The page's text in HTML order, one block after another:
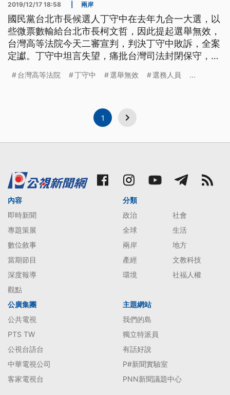
2019/12/17 18:58 兩岸
國民黨台北市長候選人丁守中在去年九合一大選，以
些微票數輸給台北市長柯文哲，因此提起選舉無效，
台灣高等法院今天二審宣判，判決丁守中敗訴，全案
定讞。丁守中坦言失望，痛批台灣司法封閉保守，維
進，辦好明年2020大選的選務工作。 步出台灣高等
應該是民主法治，卻維護當權者
台灣高等法院 丁守中 選舉無效 選務人員 ...
1
內容
即時新聞
專題策展
數位敘事
當期節目
深度報導
觀點
分類
政治
社會
全球
生活
兩岸
地方
產經
文教科技
環境
社福人權
公廣集團
公共電視
PTS TW
公視台語台
中華電視公司
客家電視台
主題網站
我們的島
獨立特派員
有話好說
P#新聞實驗室
PNN新聞議題中心